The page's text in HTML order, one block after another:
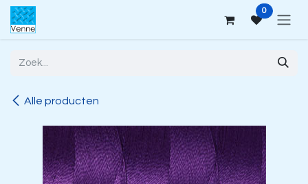
Overslaan naar inhoud 0
Alle producten